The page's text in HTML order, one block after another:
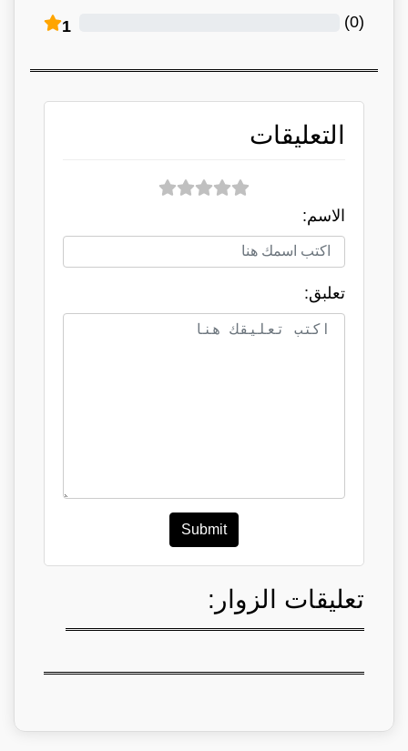
1
(
0
)
التعليقات
الاسم:
تعلبق:
Submit
تعليقات الزوار: